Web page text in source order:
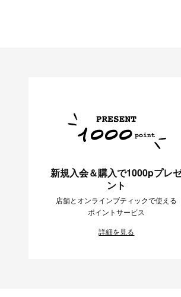
新規入会＆購入で1000pプレ
ント
店舗とオンラインブティックで使える
ポイントサービス
詳細を見る